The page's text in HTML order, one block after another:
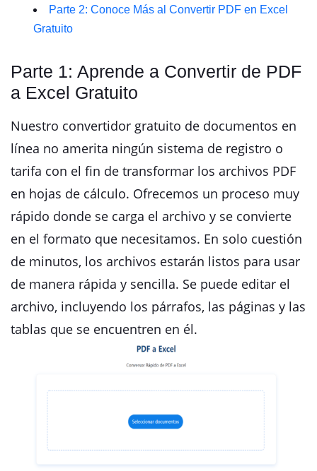
Parte 2: Conoce Más al Convertir PDF en Excel
Gratuito
Parte 1: Aprende a Convertir de PDF
a Excel Gratuito
Nuestro convertidor gratuito de documentos en
línea no amerita ningún sistema de registro o
tarifa con el fin de transformar los archivos PDF
en hojas de cálculo. Ofrecemos un proceso muy
rápido donde se carga el archivo y se convierte
en el formato que necesitamos. En solo cuestión
de minutos, los archivos estarán listos para usar
de manera rápida y sencilla. Se puede editar el
archivo, incluyendo los párrafos, las páginas y las
tablas que se encuentren en él.